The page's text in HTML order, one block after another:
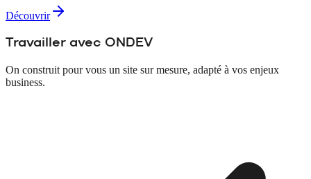
Découvrir
Travailler avec ONDEV
On construit pour vous un site sur mesure, adapté à vos enjeux
business.